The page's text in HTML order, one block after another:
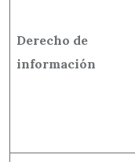
Derecho de
información